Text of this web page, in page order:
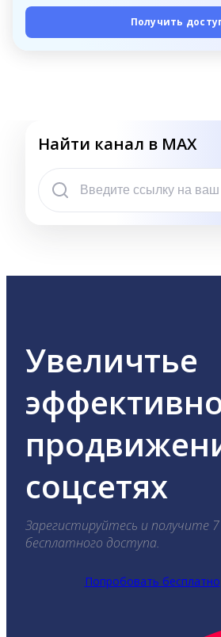
Получить
Найти канал в MAX
Увеличтье
соцсетях
Зарегистируйтесь и получите
бесплатного доступа.
Попробовать бесплатно